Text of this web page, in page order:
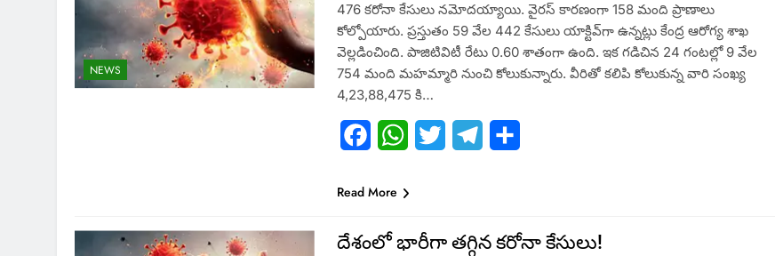
NEWS
476 కరోనా కేసులు నమోదయ్యాయి. వైరస్ కారణంగా 158 మంది ప్రాణాలు
కోల్పోయారు. ప్రస్తుతం 59 వేల 442 కేసులు యాక్టివ్‌గా ఉన్నట్లు కేంద్ర ఆరోగ్య శాఖ
వెల్లడించింది. పాజిటివిటీ రేటు 0.60 శాతంగా ఉంది. ఇక గడిచిన 24 గంటల్లో 9 వేల
754 మంది మహమ్మారి నుంచి కోలుకున్నారు. వీరితో కలిపి కోలుకున్న వారి సంఖ్య
4,23,88,475 కి…
FacebookWhatsApp
Twitter Telegram
Read More
దేశంలో భారీగా తగ్గిన కరోనా కేసులు!